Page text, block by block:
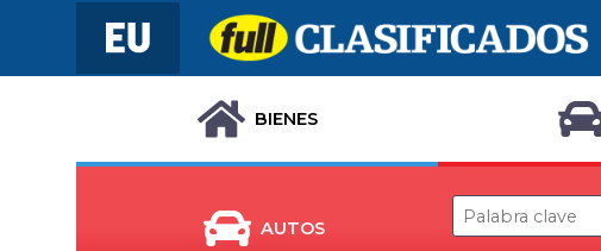
BIENES
AUTOS